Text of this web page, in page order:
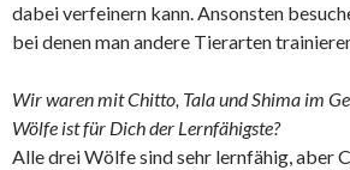
dabei verfeinern kann. Ansonsten
bei denen man andere Tierarten
Wir waren mit Chitto, Tala und Shima im
Wölfe ist für Dich der Lernfähigste?
Alle drei Wölfe sind sehr lernfähig, aber